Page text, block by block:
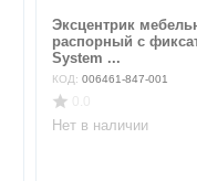
Эксцентрик
распорный с
System ...
КОД: 006461-847-001
Нет в наличии